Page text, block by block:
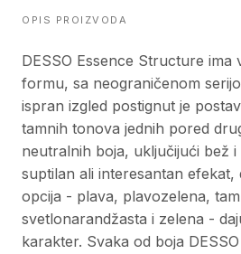
OPIS PROIZVODA
DESSO Essence Structure ima
formu, sa neograničenom
ispran izgled postignut je
tamnih tonova jednih pored
neutralnih boja, uključijući bež i
suptilan ali interesantan
opcija - plava, plavozelena,
svetlonarandžasta i zelena -
karakter. Svaka od boja